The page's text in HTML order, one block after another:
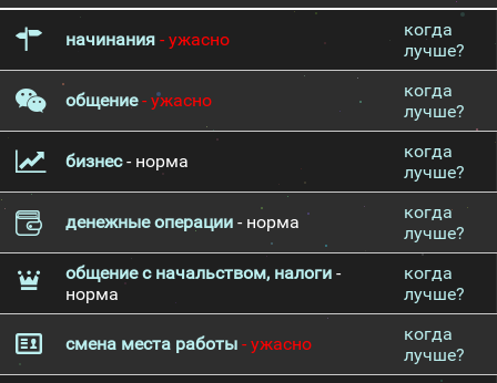
начинания - ужасно
когда
лучше?
общение- ужасно
когда
лучше?
бизнес- норма
когда
лучше?
денежные операции - норма
когда
лучше?
общение с начальством, налоги -
норма
когда
лучше?
смена места работы - ужасно
когда
лучше?